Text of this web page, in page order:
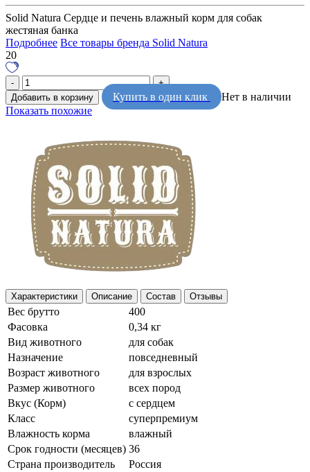
Solid Natura Сердце и печень влажный корм для собак
жестяная банка
Подробнее Все товары бренда Solid Natura
20
Добавить в корзину Купить в один клик
Нет в наличии
Показать похожие
Характеристики Описание Состав Отзывы
Вес брутто
400
Фасовка
0,34 кг
Вид животного
для собак
Назначение
повседневный
Возраст животного
для взрослых
Размер животного
всех пород
Вкус (Корм)
с сердцем
Класс
суперпремиум
Влажность корма
влажный
Срок годности (месяцев) 36
Страна производитель
Россия